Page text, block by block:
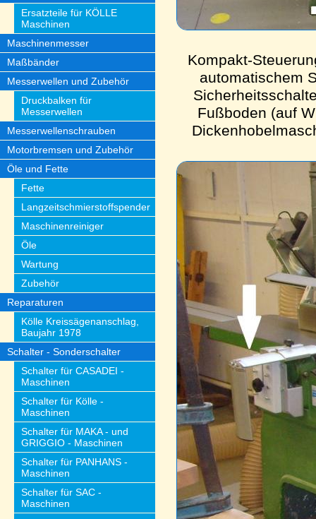
Ersatzteile für KÖLLE
Maschinen
Maschinenmesser
Maßbänder
Messerwellen und Zubehör
Druckbalken für
Messerwellen
Messerwellenschrauben
Motorbremsen und Zubehör
Öle und Fette
Fette
Langzeitschmierstoffspender
Maschinenreiniger
Öle
Wartung
Zubehör
Reparaturen
Kölle Kreissägenanschlag,
Baujahr 1978
Schalter - Sonderschalter
Schalter für CASADEI -
Maschinen
Schalter für Kölle -
Maschinen
Schalter für MAKA - und
GRIGGIO - Maschinen
Schalter für PANHANS -
Maschinen
Schalter für SAC -
Maschinen
Kompakt-
automatischem
Fußboden (auf